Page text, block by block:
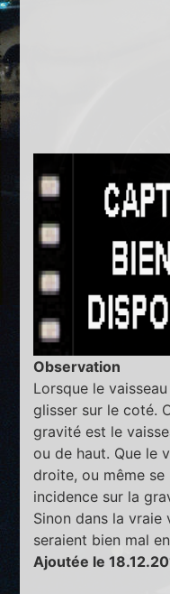
Observation
Lorsque le
glisser sur le coté.
gravité est le
ou de haut. Que le
droite, ou même se
incidence sur la
Sinon dans la
seraient bien mal
Ajoutée le